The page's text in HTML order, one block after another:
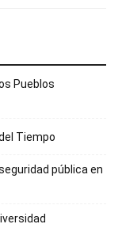
Pueblos
Tiempo
pública en